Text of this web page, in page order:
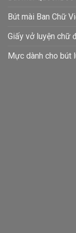
Bút mài Ban Chữ
Giấy vở luyện chữ
Mực dành cho bút